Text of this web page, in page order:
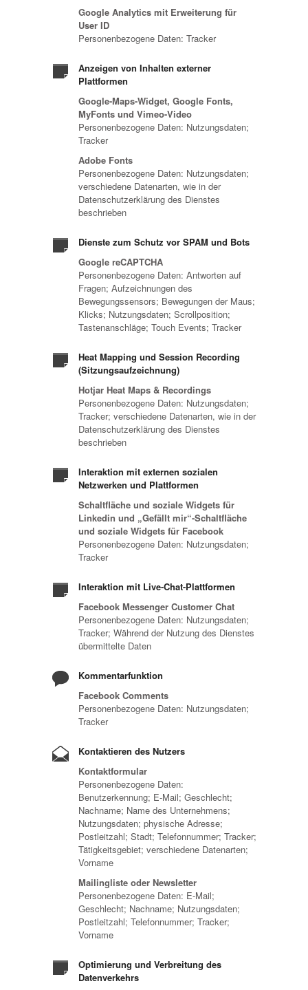
Google Analytics mit Erweiterung für
User ID
Personenbezogene Daten: Tracker
Anzeigen von Inhalten externer
Plattformen
Google-Maps-Widget, Google Fonts,
MyFonts und Vimeo-Video
Personenbezogene Daten: Nutzungsdaten;
Tracker
Adobe Fonts
Personenbezogene Daten: Nutzungsdaten;
verschiedene Datenarten, wie in der
Datenschutzerklärung des Dienstes
beschrieben
Dienste zum Schutz vor SPAM und Bots
Google reCAPTCHA
Personenbezogene Daten: Antworten auf
Fragen; Aufzeichnungen des
Bewegungssensors; Bewegungen der Maus;
Klicks; Nutzungsdaten; Scrollposition;
Tastenanschläge; Touch Events; Tracker
Heat Mapping und Session Recording
(Sitzungsaufzeichnung)
Hotjar Heat Maps & Recordings
Personenbezogene Daten: Nutzungsdaten;
Tracker; verschiedene Datenarten, wie in der
Datenschutzerklärung des Dienstes
beschrieben
Interaktion mit externen sozialen
Netzwerken und Plattformen
Schaltfläche und soziale Widgets für
Linkedin und „Gefällt mir“-Schaltfläche
und soziale Widgets für Facebook
Personenbezogene Daten: Nutzungsdaten;
Tracker
Interaktion mit Live-Chat-Plattformen
Facebook Messenger Customer Chat
Personenbezogene Daten: Nutzungsdaten;
Tracker; Während der Nutzung des Dienstes
übermittelte Daten
Kommentarfunktion
Facebook Comments
Personenbezogene Daten: Nutzungsdaten;
Tracker
Kontaktieren des Nutzers
Kontaktformular
Personenbezogene Daten:
Benutzerkennung; E-Mail; Geschlecht;
Nachname; Name des Unternehmens;
Nutzungsdaten; physische Adresse;
Postleitzahl; Stadt; Telefonnummer; Tracker;
Tätigkeitsgebiet; verschiedene Datenarten;
Vorname
Mailingliste oder Newsletter
Personenbezogene Daten: E-Mail;
Geschlecht; Nachname; Nutzungsdaten;
Postleitzahl; Telefonnummer; Tracker;
Vorname
Optimierung und Verbreitung des
Datenverkehrs